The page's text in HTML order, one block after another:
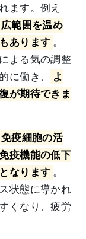
ます。例え
範囲を温め
あります 。
よる気の調整
に働き、
よ
が期待できま
免疫細胞の活
疫機能の低下
なります 。
状態に導かれ
くなり、疲労